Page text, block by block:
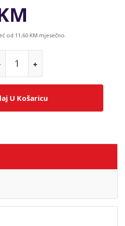
od 11,60 KM mjesečno.
U Košaricu